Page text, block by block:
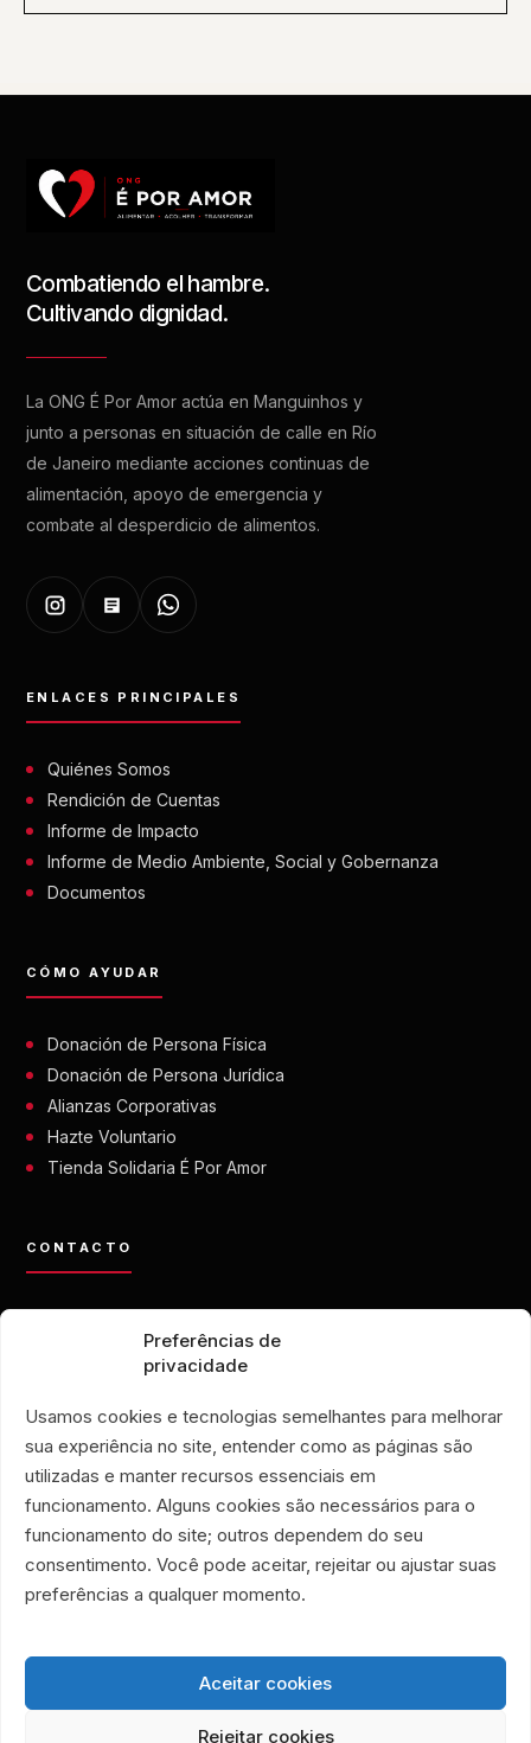
Preferências de
privacidade
Usamos cookies e tecnologias semelhantes para melhorar
sua experiência no site, entender como as páginas são
utilizadas e manter recursos essenciais em
funcionamento. Alguns cookies são necessários para o
funcionamento do site; outros dependem do seu
consentimento. Você pode aceitar, rejeitar ou ajustar suas
preferências a qualquer momento.
Aceitar cookies
Rejeitar cookies
Combatiendo el hambre.
Cultivando dignidad.
La ONG É Por Amor actúa en Manguinhos y
junto a personas en situación de calle en Río
de Janeiro mediante acciones continuas de
alimentación, apoyo de emergencia y
combate al desperdicio de alimentos.
ENLACES PRINCIPALES
Quiénes Somos
Rendición de Cuentas
Informe de Impacto
Informe de Medio Ambiente, Social y Gobernanza
Documentos
CÓMO AYUDAR
Donación de Persona Física
Donación de Persona Jurídica
Alianzas Corporativas
Hazte Voluntario
Tienda Solidaria É Por Amor
CONTACTO
+55 21 99028-9090
ONG É POR AMOR
Manguinhos • Río de Janeiro, Brasil
TIENDA SOLIDARIA É POR AMOR
locales 719 y 720
Copacabana • Río de Janeiro, Brasil